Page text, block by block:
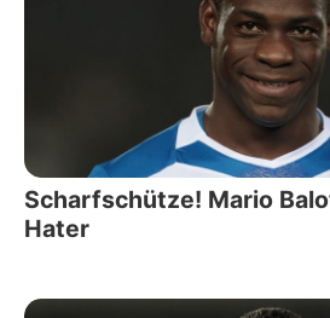
Scharfschütze! Mario
Hater